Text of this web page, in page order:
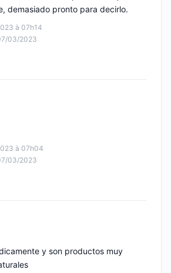
à 07h14
03/2023
demasiado pronto para decirlo.
à 07h04
03/2023
y son productos muy